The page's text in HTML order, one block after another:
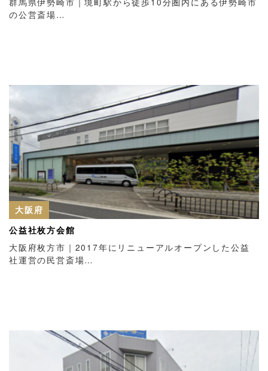
の公営斎場…
大阪府
公益社枚方会館
大阪府枚方市｜2017年にリニューアルオープンした公益
社運営の民営斎場…